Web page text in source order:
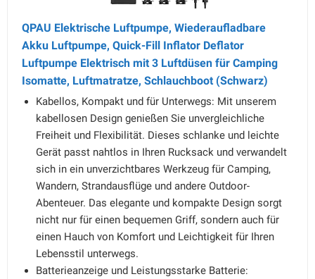
QPAU Elektrische Luftpumpe, Wiederaufladbare
Akku Luftpumpe, Quick-Fill Inflator Deflator
Luftpumpe Elektrisch mit 3 Luftdüsen für Camping
Isomatte, Luftmatratze, Schlauchboot (Schwarz)
Kabellos, Kompakt und für Unterwegs: Mit unserem
kabellosen Design genießen Sie unvergleichliche
Freiheit und Flexibilität. Dieses schlanke und leichte
Gerät passt nahtlos in Ihren Rucksack und verwandelt
sich in ein unverzichtbares Werkzeug für Camping,
Wandern, Strandausflüge und andere Outdoor-
Abenteuer. Das elegante und kompakte Design sorgt
nicht nur für einen bequemen Griff, sondern auch für
einen Hauch von Komfort und Leichtigkeit für Ihren
Lebensstil unterwegs.
Batterieanzeige und Leistungsstarke Batterie: